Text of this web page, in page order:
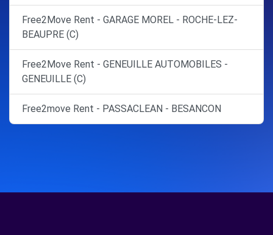
Free2Move Rent - GARAGE MOREL - ROCHE-LEZ-
BEAUPRE (C)
Free2Move Rent - GENEUILLE AUTOMOBILES -
GENEUILLE (C)
Free2move Rent - PASSACLEAN - BESANCON